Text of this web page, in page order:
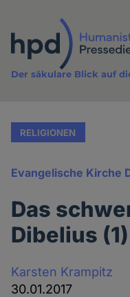
Inhalt
Der säkulare Blick auf
RELIGIONEN
Evangelische Kirche
Das
Dibelius (1)
Karsten Krampitz
30.01.2017